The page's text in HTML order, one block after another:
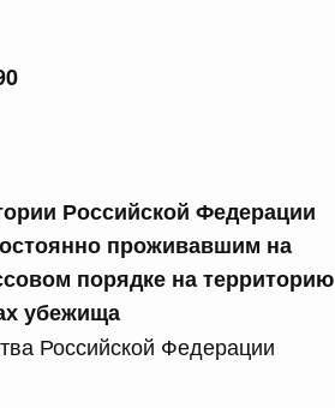
Российской Федерации
проживавшим на
порядке на территорию
убежища
Российской Федерации